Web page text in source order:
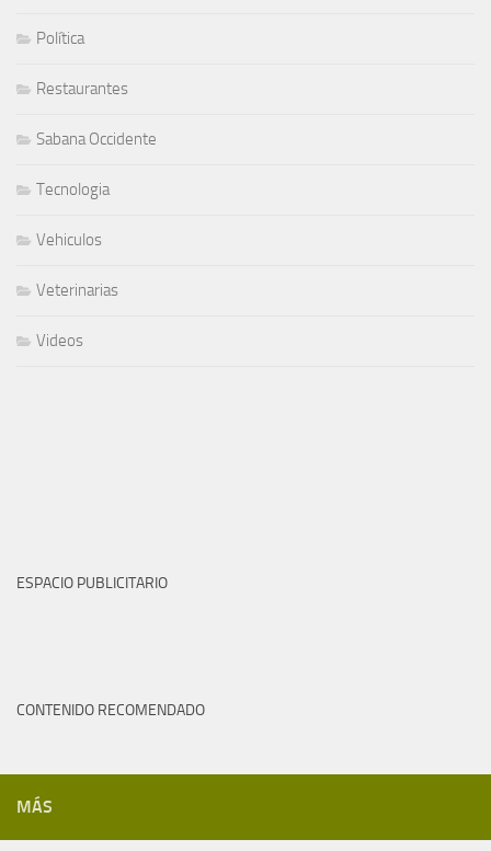
Política
Restaurantes
Sabana Occidente
Tecnologia
Vehiculos
Veterinarias
Videos
ESPACIO PUBLICITARIO
CONTENIDO RECOMENDADO
MÁS